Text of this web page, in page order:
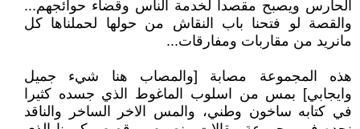
الحارس ويصبح مقصدا لخدمة الناس وقضاء حوائجهم...
والقصة لو فتحنا باب النقاش من حولها لحملناها كل
مانريد من مقاربات ومفارقات...
هذه المجموعة مصابة [والمصاب هنا شيء جميل
وايجابي] بمس من اسلوب الماغوط الذي جسده كثيرا
في كتابه ساخون وطني، والمس الاخر الساخر والناقد